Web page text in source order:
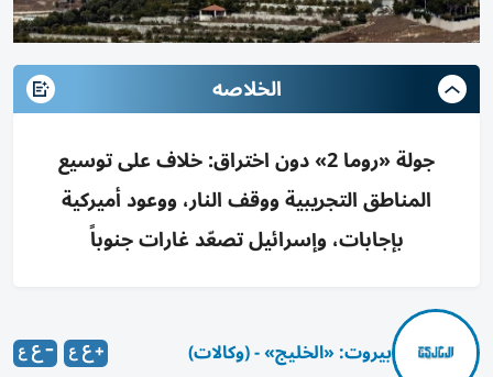
الخلاصه
جولة «روما 2» دون اختراق: خلاف على توسيع
المناطق التجريبية ووقف النار، ووعود أميركية
بإجابات، وإسرائيل تصعّد غارات جنوباً
بيروت: «الخليج» - (وكالات)